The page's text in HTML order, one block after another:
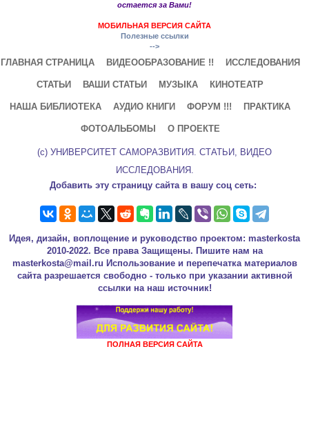
остается за Вами!
МОБИЛЬНАЯ ВЕРСИЯ САЙТА
Полезные ссылки
-->
ГЛАВНАЯ СТРАНИЦА ВИДЕООБРАЗОВАНИЕ !! ИССЛЕДОВАНИЯ
СТАТЬИ ВАШИ СТАТЬИ МУЗЫКА КИНОТЕАТР
НАША БИБЛИОТЕКА АУДИО КНИГИ ФОРУМ !!! ПРАКТИКА
ФОТОАЛЬБОМЫ О ПРОЕКТЕ
(с) УНИВЕРСИТЕТ САМОРАЗВИТИЯ. СТАТЬИ, ВИДЕО
ИССЛЕДОВАНИЯ.
Добавить эту страницу сайта в вашу соц сеть:
Идея, дизайн, воплощение и руководство проектом: masterkosta
2010-2022. Все права Защищены. Пишите нам на
masterkosta@mail.ru Использование и перепечатка материалов
сайта разрешается свободно - только при указании активной
ссылки на наш источник!
ПОЛНАЯ ВЕРСИЯ САЙТА